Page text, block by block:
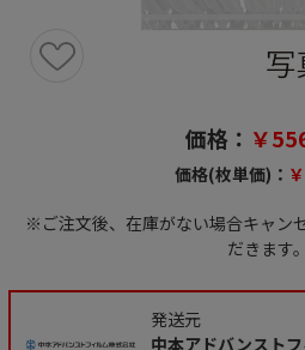
価格： ￥
価格(枚単価)：
※ご注文後、在庫がない場合キャン
だきます。
発送元
中本アドバンスト